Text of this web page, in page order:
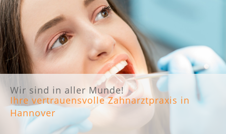
Wir sind in aller Munde!
Ihre vertrauensvolle Zahnarztpraxis in
Hannover